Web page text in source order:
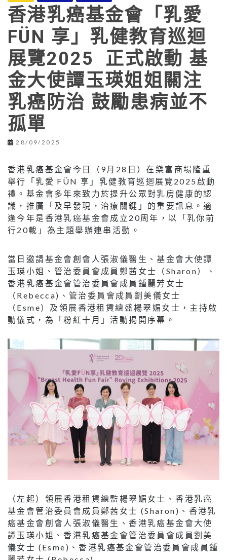
香港乳癌基金會「乳愛
FÜN 享」乳健教育巡迴
展覽2025 正式啟動 基
金大使譚玉瑛姐姐關注
乳癌防治 鼓勵患病並不
孤單
28/09/2025
香港乳癌基金會今日（9月28日）在樂富商場隆重
舉行「乳愛 FÜN 享」乳健教育巡迴展覽2025啟動
禮。基金會多年來致力於提升公眾對乳房健康的認
識，推廣「及早發現，治療關鍵」的重要訊息。適
逢今年是香港乳癌基金會成立20周年，以「乳你前
行20載」為主題舉辦連串活動。
當日邀請基金會創會人張淑儀醫生、基金會大使譚
玉瑛小姐、管治委員會成員鄭茜女士（Sharon）、
香港乳癌基金會管治委員會成員鍾麗芳女士
（Rebecca)、管治委員會成員劉美儀女士
（Esme）及領展香港租賃總盛楊翠媚女士，主持啟
動儀式，為「粉紅十月」活動揭開序幕。
（左起）領展香港租賃總監楊翠媚女士、香港乳癌
基金會管治委員會成員鄭茜女士 (Sharon)、香港乳
癌基金會創會人張淑儀醫生、香港乳癌基金會大使
譚玉瑛小姐、香港乳癌基金會管治委員會成員劉美
儀女士 (Esme)、香港乳癌基金會管治委員會成員鍾